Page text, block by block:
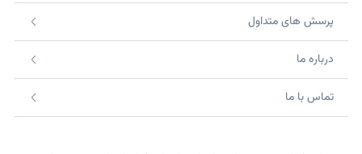
پرسش های متداول
درباره ما
تماس با ما